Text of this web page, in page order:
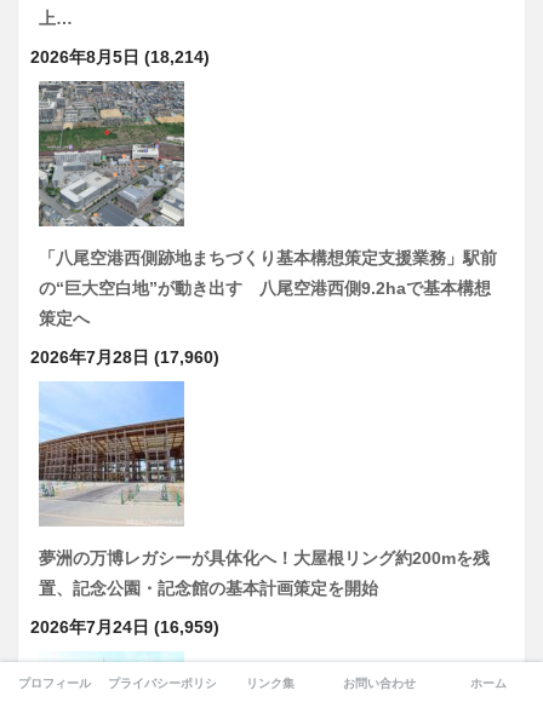
上…
2026年8月5日 (18,214)
「八尾空港西側跡地まちづくり基本構想策定支援業務」駅前
の“巨大空白地”が動き出す 八尾空港西側9.2haで基本構想
策定へ
2026年7月28日 (17,960)
夢洲の万博レガシーが具体化へ！大屋根リング約200mを残
置、記念公園・記念館の基本計画策定を開始
2026年7月24日 (16,959)
プロフィール プライバシーポリシー リンク集 お問い合わせ ホーム